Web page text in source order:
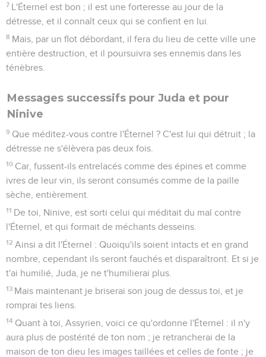
7 L'Éternel est bon ; il est une forteresse au jour de la
détresse, et il connaît ceux qui se confient en lui.
8 Mais, par un flot débordant, il fera du lieu de cette ville une
entière destruction, et il poursuivra ses ennemis dans les
ténèbres.
Messages successifs pour Juda et pour
Ninive
9 Que méditez-vous contre l'Éternel ? C'est lui qui détruit ; la
détresse ne s'élèvera pas deux fois.
10 Car, fussent-ils entrelacés comme des épines et comme
ivres de leur vin, ils seront consumés comme de la paille
sèche, entièrement.
11 De toi, Ninive, est sorti celui qui méditait du mal contre
l'Éternel, et qui formait de méchants desseins.
12 Ainsi a dit l'Éternel : Quoiqu'ils soient intacts et en grand
nombre, cependant ils seront fauchés et disparaîtront. Et si je
t'ai humilié, Juda, je ne t'humilierai plus.
13 Mais maintenant je briserai son joug de dessus toi, et je
romprai tes liens.
14 Quant à toi, Assyrien, voici ce qu'ordonne l'Éternel : il n'y
aura plus de postérité de ton nom ; je retrancherai de la
maison de ton dieu les images taillées et celles de fonte ; je